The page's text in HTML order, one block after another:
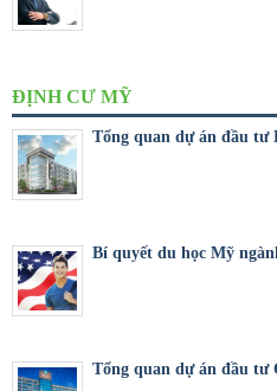
ĐỊNH CƯ MỸ
Tổng quan dự án đầu
Bí quyết du học Mỹ
Tổng quan dự án đầu tư